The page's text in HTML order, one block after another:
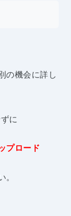
の機会に詳し
に
プロード
。